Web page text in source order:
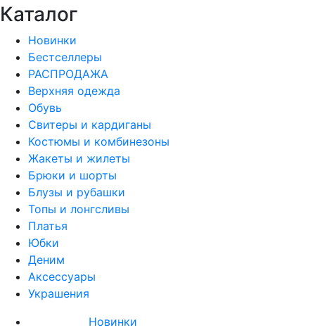
Каталог
Новинки
Бестселлеры
РАСПРОДАЖА
Верхняя одежда
Обувь
Свитеры и кардиганы
Костюмы и комбинезоны
Жакеты и жилеты
Брюки и шорты
Блузы и рубашки
Топы и лонгсливы
Платья
Юбки
Деним
Аксессуары
Украшения
Новинки